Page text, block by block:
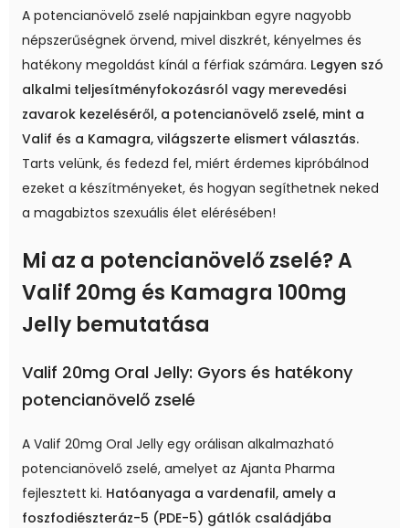
A potencianövelő zselé napjainkban egyre nagyobb
népszerűségnek örvend, mivel diszkrét, kényelmes és
hatékony megoldást kínál a férfiak számára. Legyen szó
alkalmi teljesítményfokozásról vagy merevedési
zavarok kezeléséről, a potencianövelő zselé, mint a
Valif és a Kamagra, világszerte elismert választás.
Tarts velünk, és fedezd fel, miért érdemes kipróbálnod
ezeket a készítményeket, és hogyan segíthetnek neked
a magabiztos szexuális élet elérésében!
Mi az a potencianövelő zselé? A
Valif 20mg és Kamagra 100mg
Jelly bemutatása
Valif 20mg Oral Jelly: Gyors és hatékony
potencianövelő zselé
A Valif 20mg Oral Jelly egy orálisan alkalmazható
potencianövelő zselé, amelyet az Ajanta Pharma
fejlesztett ki. Hatóanyaga a vardenafil, amely a
foszfodiészteráz-5 (PDE-5) gátlók családjába